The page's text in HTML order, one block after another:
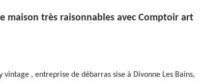
maison très raisonnables avec Comptoir art
, entreprise de débarras sise à Divonne Les Bains,